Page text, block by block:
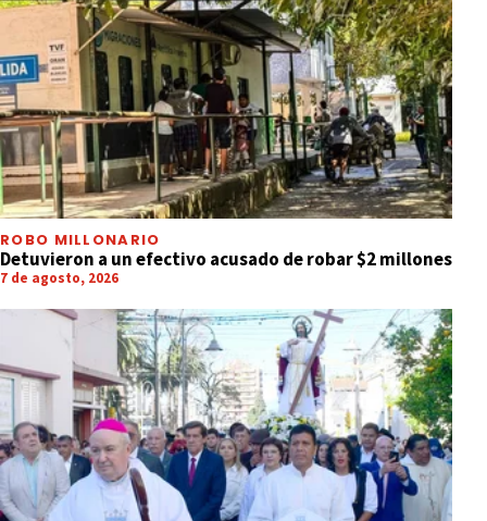
ROBO MILLONARIO
Detuvieron a un efectivo acusado de robar $2 millones
7 de agosto, 2026